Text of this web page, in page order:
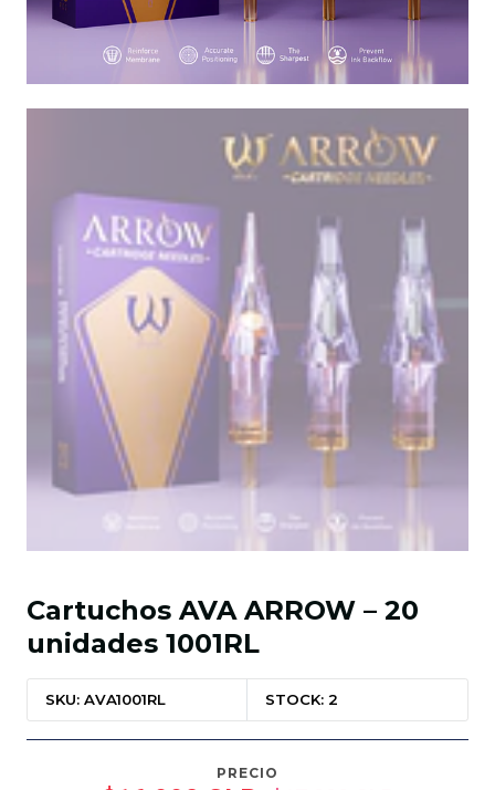
Cartuchos AVA ARROW – 20
unidades 1001RL
SKU: AVA1001RL STOCK: 2
PRECIO